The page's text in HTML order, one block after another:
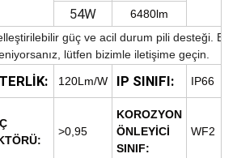
54W 6480lm
güç ve acil durum pili desteği.
lütfen bizimle iletişime geçin.
120Lm/W IP SINIFI: IP66
>0,95
KOROZYON
ÖNLEYİCİ
SINIF:
WF2